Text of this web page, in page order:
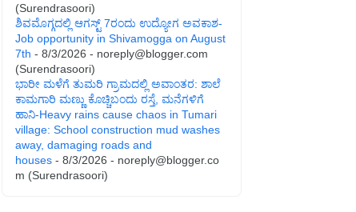
(Surendrasoori)
ಶಿವಮೊಗ್ಗದಲ್ಲಿ ಆಗಸ್ಟ್ 7ರಂದು ಉದ್ಯೋಗ ಅವಕಾಶ-
Job opportunity in Shivamogga on August
7th - 8/3/2026 - noreply@blogger.com
(Surendrasoori)
ಭಾರೀ ಮಳೆಗೆ ತುಮರಿ ಗ್ರಾಮದಲ್ಲಿ ಅವಾಂತರ: ಶಾಲೆ
ಕಾಮಗಾರಿ ಮಣ್ಣು ಕೊಚ್ಚಿಬಂದು ರಸ್ತೆ, ಮನೆಗಳಿಗೆ
ಹಾನಿ-Heavy rains cause chaos in Tumari
village: School construction mud washes
away, damaging roads and
houses - 8/3/2026 - noreply@blogger.co
m (Surendrasoori)